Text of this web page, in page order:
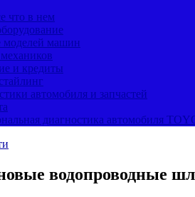
что в нем
моделей машин
и кредиты
автомобиля и запчастей
диагностика автомобиля
водопроводные